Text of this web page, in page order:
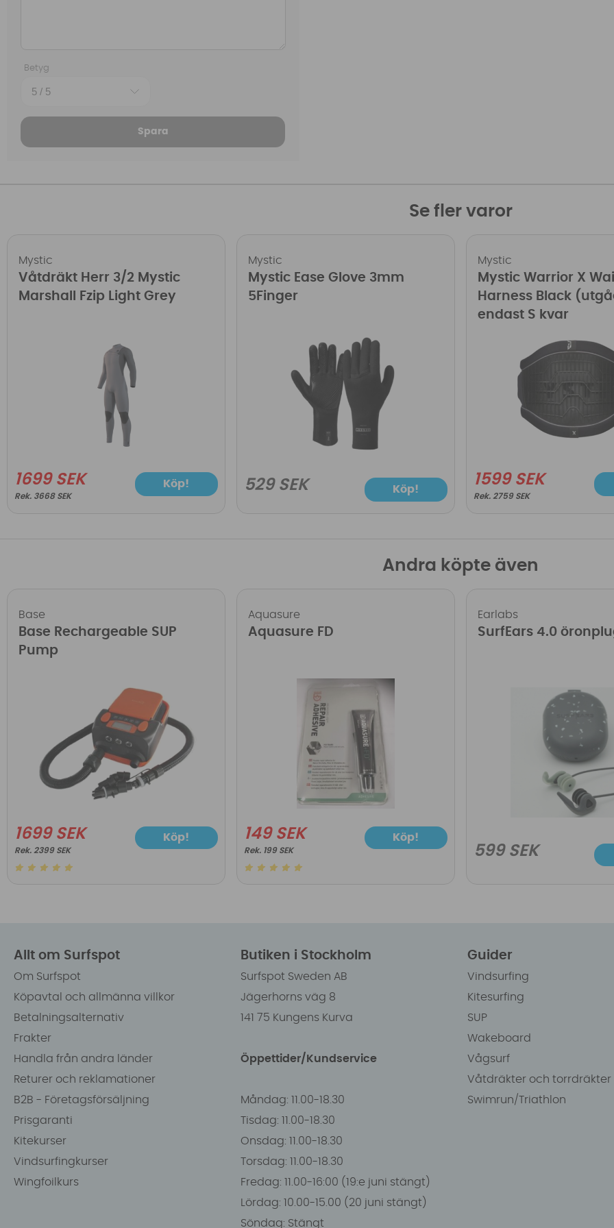
Betyg
Spara
Se fler varor
Mystic
Våtdräkt Herr 3/2 Mystic
Marshall Fzip Light Grey
1699 SEK
3668 SEK
Köp!
Mystic
Mystic Ease Glove 3mm
5Finger
529 SEK Köp!
Mystic
Mystic Warrior X
Harness Black
endast S kvar
1599 SEK
2759 SEK
Andra köpte även
Base
Base Rechargeable SUP
Pump
1699 SEK
2399 SEK
Köp!
Aquasure
Aquasure FD
149 SEK
199 SEK
Köp!
Earlabs
SurfEars 4.0
599 SEK
Allt om Surfspot
Om Surfspot
Köpavtal och allmänna villkor
Betalningsalternativ
Frakter
Handla från andra länder
Returer och reklamationer
B2B - Företagsförsäljning
Prisgaranti
Kitekurser
Vindsurfingkurser
Wingfoilkurs
Butiken i Stockholm
Surfspot Sweden AB
Jägerhorns väg 8
141 75 Kungens Kurva
Öppettider/Kundservice
Måndag: 11.00-18.30
Tisdag: 11.00-18.30
Onsdag: 11.00-18.30
Torsdag: 11.00-18.30
Fredag: 11.00-16:00 (19:e juni stängt)
Lördag: 10.00-15.00 (20 juni stängt)
Söndag: Stängt
Guider
Vindsurfing
Kitesurfing
SUP
Wakeboard
Vågsurf
Våtdräkter och torrdräkter
Swimrun/Triathlon